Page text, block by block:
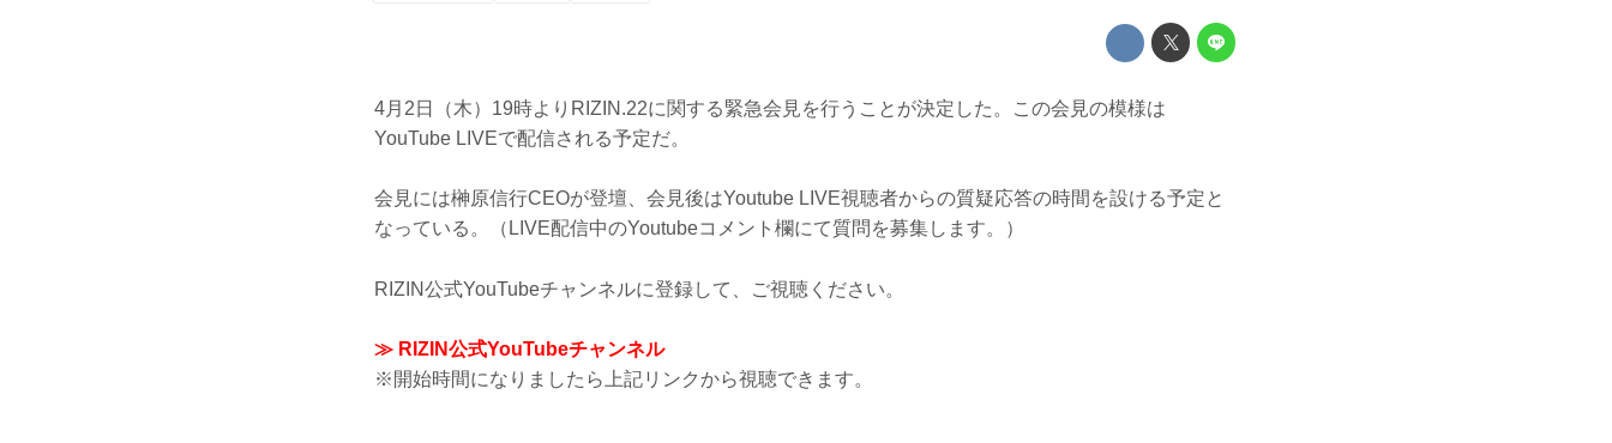
4月2日（木）19時よりRIZIN.22に関する緊急会見を行うことが決定した。この会見の模様は
YouTube LIVEで配信される予定だ。
会見には榊原信行CEOが登壇、会見後はYoutube LIVE視聴者からの質疑応答の時間を設ける予定と
なっている。（LIVE配信中のYoutubeコメント欄にて質問を募集します。）
RIZIN公式YouTubeチャンネルに登録して、ご視聴ください。
≫ RIZIN公式YouTubeチャンネル
※開始時間になりましたら上記リンクから視聴できます。